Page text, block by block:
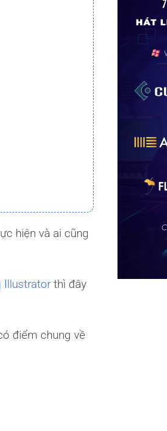
hiện và ai cũng
Illustrator thì đây
điểm chung về